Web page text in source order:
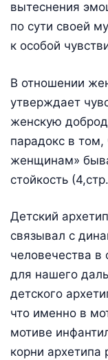
вытеснения
по сути своей
к особой
В отношении
утверждает
женскую
парадокс в
женщинам»
стойкость
Детский
связывал с
человечества в
для нашего
детского
что именно в
мотиве
корни архетипа